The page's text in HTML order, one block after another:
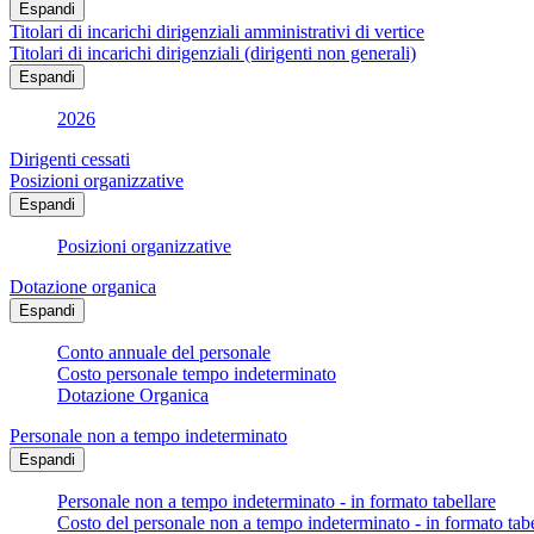
Espandi
Titolari di incarichi dirigenziali amministrativi di vertice
Titolari di incarichi dirigenziali (dirigenti non generali)
Espandi
2026
Dirigenti cessati
Posizioni organizzative
Espandi
Posizioni organizzative
Dotazione organica
Espandi
Conto annuale del personale
Costo personale tempo indeterminato
Dotazione Organica
Personale non a tempo indeterminato
Espandi
Personale non a tempo indeterminato - in formato tabellare
Costo del personale non a tempo indeterminato - in formato